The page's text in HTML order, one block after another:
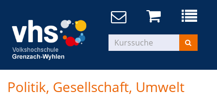
Politik, Gesellschaft, Umwelt